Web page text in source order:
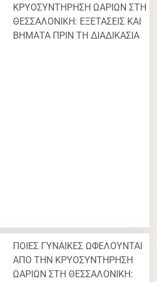
ΚΡΥΟΣΥΝΤΗΡΗΣΗ ΩΑΡΙΩΝ ΣΤΗ
ΘΕΣΣΑΛΟΝΙΚΗ: ΕΞΕΤΑΣΕΙΣ ΚΑΙ
ΒΗΜΑΤΑ ΠΡΙΝ ΤΗ ΔΙΑΔΙΚΑΣΙΑ
ΠΟΙΕΣ ΓΥΝΑΙΚΕΣ ΩΦΕΛΟΥΝΤΑΙ
ΑΠΟ ΤΗΝ ΚΡΥΟΣΥΝΤΗΡΗΣΗ
ΩΑΡΙΩΝ ΣΤΗ ΘΕΣΣΑΛΟΝΙΚΗ: